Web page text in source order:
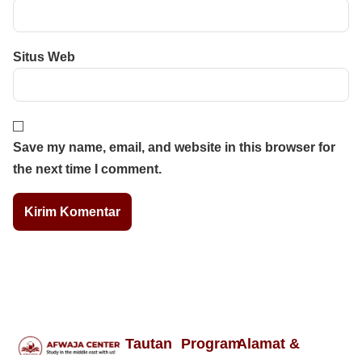
Situs Web
Save my name, email, and website in this browser for
the next time I comment.
Tautan
ProgramAlamat &